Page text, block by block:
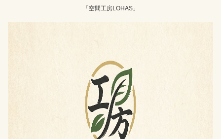
「空間工房LOHAS」